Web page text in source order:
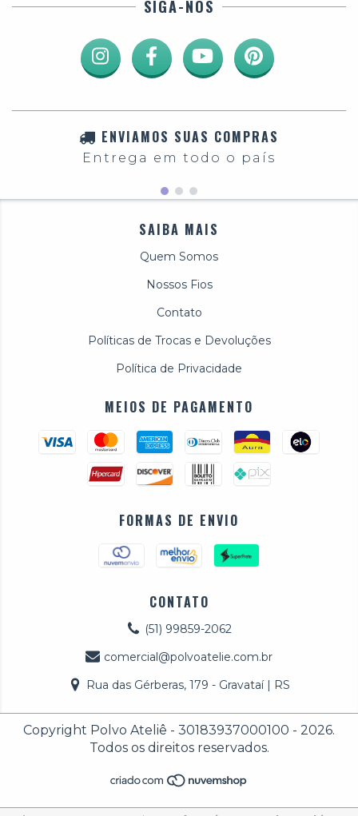
SIGA-NOS
ENVIAMOS SUAS COMPRAS
Entrega em todo o país
SAIBA MAIS
Quem Somos
Nossos Fios
Contato
Políticas de Trocas e Devoluções
Política de Privacidade
MEIOS DE PAGAMENTO
FORMAS DE ENVIO
CONTATO
(51) 99859-2062
comercial@polvoatelie.com.br
Rua das Gérberas, 179 - Gravataí | RS
Copyright Polvo Ateliê - 30183937000100 - 2026.
Todos os direitos reservados.